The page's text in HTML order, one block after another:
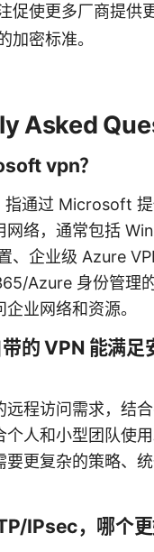
促使更多厂商提供
加密标准。
Asked
vpn？
通过 Microsoft 提
网络，通常包括
、企业级 Azure
Azure 身份管理
业网络和资源。
的 VPN 能满足
远程访问需求，结
个人和小型团队使
要更复杂的策略、
IPsec，哪个更